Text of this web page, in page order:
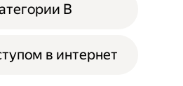
B
в интернет